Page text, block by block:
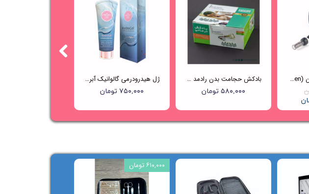
ژل هیدرودرمی گالوانیک آبرسان هایلایف (HIGHLIFE)
۷۵۰,۰۰۰ تومان
بادکش حجامت بدن رادمد - 12 لیوانه
۵۸۰,۰۰۰ تومان
میکرونیدلینگ دکتر پن (Dr.pen) مدل A7
۶۱۰,۰۰۰ تومان